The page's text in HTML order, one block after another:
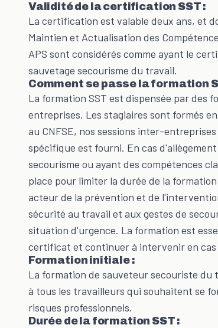
Validité de la certification SST :
La certification est valable deux ans, et
Maintien et Actualisation des
APS sont considérés comme ayant le
sauvetage secourisme du travail.
Comment se passe la formation
La formation SST est dispensée par des
entreprises. Les stagiaires sont formés
au CNFSE, nos sessions inter-
spécifique est fourni. En cas
secourisme ou ayant des compétences
place pour limiter la durée de la
acteur de la prévention et de
sécurité au travail et aux gestes de
situation d'urgence. La formation est
certificat et continuer à intervenir en
Formation initiale :
La formation de sauveteur secouriste
à tous les travailleurs qui souhaitent se
risques professionnels.
Durée de la formation SST :